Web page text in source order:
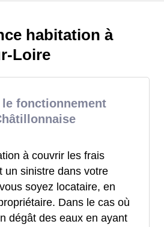
habitation à
Loire
le fonctionnement
à couvrir les frais
un sinistre dans votre
soyez locataire, en
Dans le cas où
dégât des eaux en ayant